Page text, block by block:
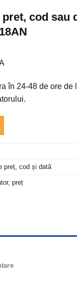
cod sau
în 24-48 de ore de
preț, cod și dată
, preț